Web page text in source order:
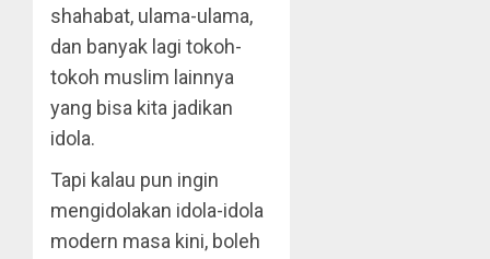
shahabat, ulama-ulama,
dan banyak lagi tokoh-
tokoh muslim lainnya
yang bisa kita jadikan
idola.
Tapi kalau pun ingin
mengidolakan idola-idola
modern masa kini, boleh